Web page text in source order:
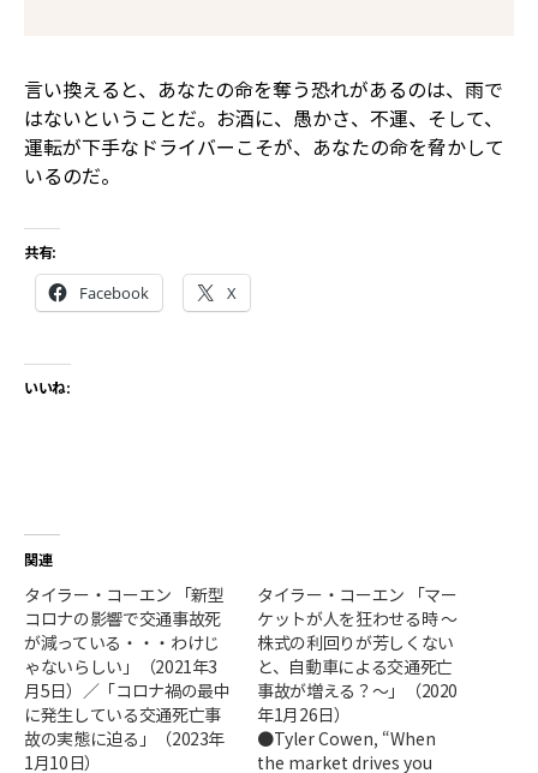
言い換えると、あなたの命を奪う恐れがあるのは、雨で
はないということだ。お酒に、愚かさ、不運、そして、
運転が下手なドライバーこそが、あなたの命を脅かして
いるのだ。
共有:
Facebook X
いいね:
関連
タイラー・コーエン 「新型
コロナの影響で交通事故死
が減っている・・・わけじ
ゃないらしい」（2021年3
月5日）／「コロナ禍の最中
に発生している交通死亡事
故の実態に迫る」（2023年
1月10日）
タイラー・コーエン 「マー
ケットが人を狂わせる時 ～
株式の利回りが芳しくない
と、自動車による交通死亡
事故が増える？～」（2020
年1月26日）
●Tyler Cowen, “When
the market drives you